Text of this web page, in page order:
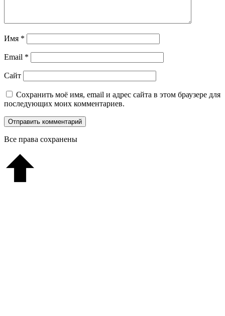
Имя *
Email *
Сайт
Сохранить моё имя, email и адрес сайта в этом браузере для
последующих моих комментариев.
Все права сохранены